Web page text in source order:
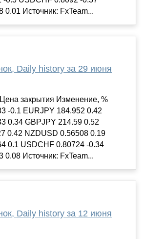
0.01 Источник: FxTeam...
Daily history за 29 июня
закрытия Изменение, %
-0.1 EURJPY 184.952 0.42
0.34 GBPJPY 214.59 0.52
0.42 NZDUSD 0.56508 0.19
0.1 USDCHF 0.80724 -0.34
0.08 Источник: FxTeam...
Daily history за 12 июня